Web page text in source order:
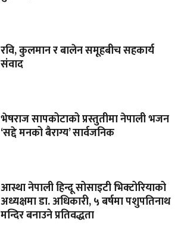
रवि, कुलमान र बालेन समूहबीच सहकार्य
संवाद
भेषराज सापकोटाको प्रस्तुतीमा नेपाली भजन
‘सद्दे मनको बैराग्य’ सार्वजनिक
आस्था नेपाली हिन्दू सोसाइटी भिक्टोरियाको
अध्यक्षमा डा. अधिकारी, ५ बर्षमा पशुपतिनाथ
मन्दिर बनाउने प्रतिवद्धता